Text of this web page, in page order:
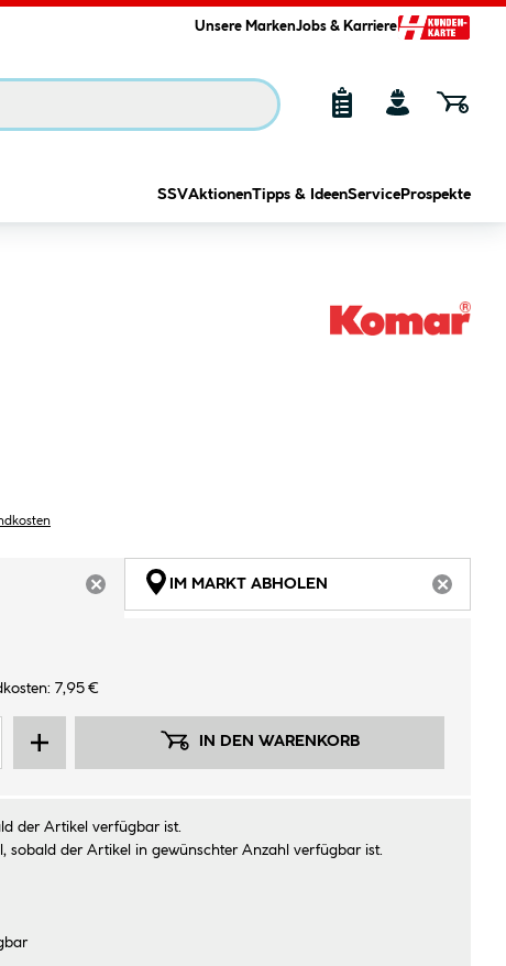
Unsere MarkenJobs & Karriere
SSVAktionenTipps & IdeenService Prospekte
ARTIKEL NICHT VERFÜGBAR
IM MARKT ABHOLEN
7,95 €
IN DEN WARENKORB
der Artikel verfügbar ist.
sobald der Artikel in gewünschter Anzahl verfügbar ist.